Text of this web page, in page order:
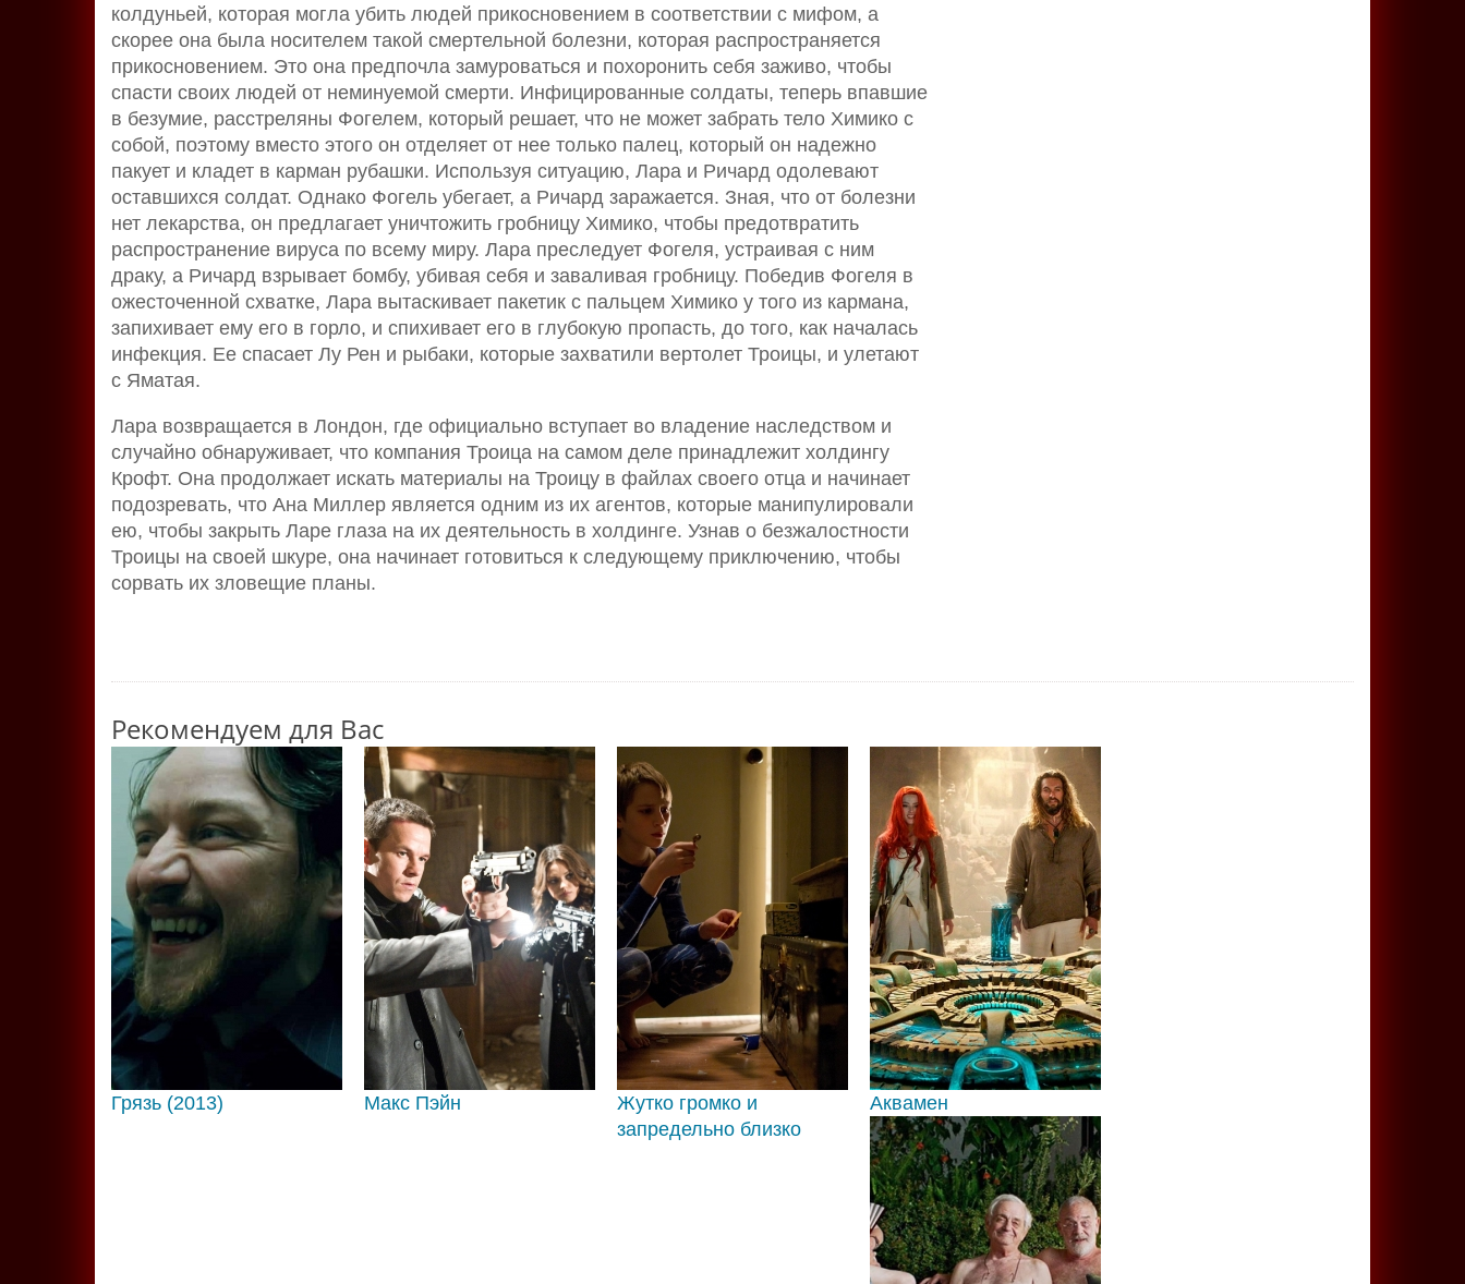
колдуньей, которая могла убить людей прикосновением в соответствии с мифом, а
скорее она была носителем такой смертельной болезни, которая распространяется
прикосновением. Это она предпочла замуроваться и похоронить себя заживо, чтобы
спасти своих людей от неминуемой смерти. Инфицированные солдаты, теперь впавшие
в безумие, расстреляны Фогелем, который решает, что не может забрать тело Химико с
собой, поэтому вместо этого он отделяет от нее только палец, который он надежно
пакует и кладет в карман рубашки. Используя ситуацию, Лара и Ричард одолевают
оставшихся солдат. Однако Фогель убегает, а Ричард заражается. Зная, что от болезни
нет лекарства, он предлагает уничтожить гробницу Химико, чтобы предотвратить
распространение вируса по всему миру. Лара преследует Фогеля, устраивая с ним
драку, а Ричард взрывает бомбу, убивая себя и заваливая гробницу. Победив Фогеля в
ожесточенной схватке, Лара вытаскивает пакетик с пальцем Химико у того из кармана,
запихивает ему его в горло, и спихивает его в глубокую пропасть, до того, как началась
инфекция. Ее спасает Лу Рен и рыбаки, которые захватили вертолет Троицы, и улетают
с Яматая.
Лара возвращается в Лондон, где официально вступает во владение наследством и
случайно обнаруживает, что компания Троица на самом деле принадлежит холдингу
Крофт. Она продолжает искать материалы на Троицу в файлах своего отца и начинает
подозревать, что Ана Миллер является одним из их агентов, которые манипулировали
ею, чтобы закрыть Ларе глаза на их деятельность в холдинге. Узнав о безжалостности
Троицы на своей шкуре, она начинает готовиться к следующему приключению, чтобы
сорвать их зловещие планы.
Рекомендуем для Вас
Грязь (2013) Макс Пэйн
Жутко громко и
запредельно близко
Аквамен